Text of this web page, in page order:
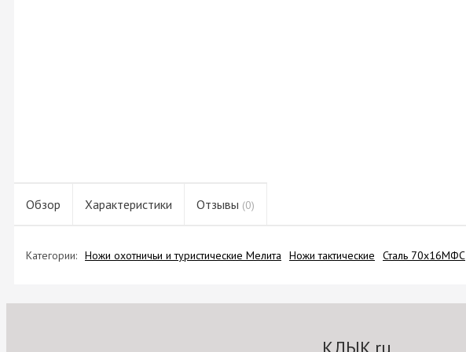
Обзор Характеристики Отзывы (0)
Категории: Ножи охотничьи и туристические Мелита Ножи тактические Сталь 70х16МФС